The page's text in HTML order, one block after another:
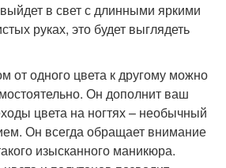
в свет с длинными яркими
руках, это будет выглядеть
от одного цвета к другому можно
Он дополнит ваш
цвета на ногтях – необычный
Он всегда обращает внимание
изысканного маникюра.